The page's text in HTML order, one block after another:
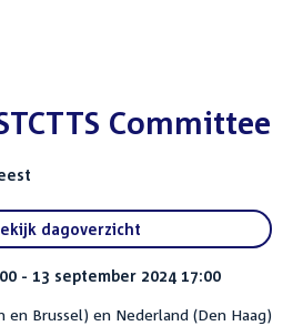
Committee
dagoverzicht
- 13 september 2024 17:00
en Brussel) en Nederland (Den Haag)